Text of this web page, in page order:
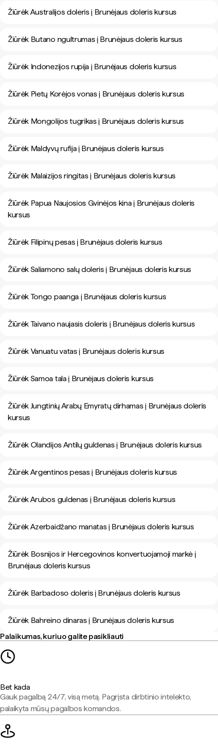
Žiūrėk Australijos doleris į Brunėjaus doleris kursus
Žiūrėk Butano ngultrumas į Brunėjaus doleris kursus
Žiūrėk Indonezijos rupija į Brunėjaus doleris kursus
Žiūrėk Pietų Korėjos vonas į Brunėjaus doleris kursus
Žiūrėk Mongolijos tugrikas į Brunėjaus doleris kursus
Žiūrėk Maldyvų rufija į Brunėjaus doleris kursus
Žiūrėk Malaizijos ringitas į Brunėjaus doleris kursus
Žiūrėk Papua Naujosios Gvinėjos kina į Brunėjaus doleris
kursus
Žiūrėk Filipinų pesas į Brunėjaus doleris kursus
Žiūrėk Saliamono salų doleris į Brunėjaus doleris kursus
Žiūrėk Tongo paanga į Brunėjaus doleris kursus
Žiūrėk Taivano naujasis doleris į Brunėjaus doleris kursus
Žiūrėk Vanuatu vatas į Brunėjaus doleris kursus
Žiūrėk Samoa tala į Brunėjaus doleris kursus
Žiūrėk Jungtinių Arabų Emyratų dirhamas į Brunėjaus doleris
kursus
Žiūrėk Olandijos Antilų guldenas į Brunėjaus doleris kursus
Žiūrėk Argentinos pesas į Brunėjaus doleris kursus
Žiūrėk Arubos guldenas į Brunėjaus doleris kursus
Žiūrėk Azerbaidžano manatas į Brunėjaus doleris kursus
Žiūrėk Bosnijos ir Hercegovinos konvertuojamoji markė į
Brunėjaus doleris kursus
Žiūrėk Barbadoso doleris į Brunėjaus doleris kursus
Žiūrėk Bahreino dinaras į Brunėjaus doleris kursus
Palaikumas, kuriuo galite pasikliauti
Bet kada
Gauk pagalbą 24/7, visą metą. Pagrįsta dirbtinio intelekto,
palaikyta mūsų pagalbos komandos.